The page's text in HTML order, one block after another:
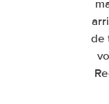
de